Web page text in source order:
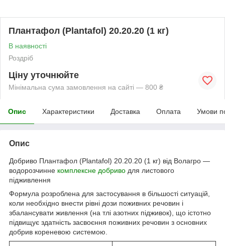
Плантафол (Plantafol) 20.20.20 (1 кг)
В наявності
Роздріб
Ціну уточнюйте
Мінімальна сума замовлення на сайті — 800 ₴
Опис Характеристики Доставка Оплата Умови
Опис
Добриво Плантафол (Plantafol) 20.20.20 (1 кг) від Волагро —
водорозчинне комплексне добриво для листового
підживлення
Формула розроблена для застосування в більшості ситуацій,
коли необхідно внести рівні дози поживних речовин і
збалансувати живлення (на тлі азотних підживок), що істотно
підвищує здатність засвоєння поживних речовин з основних
добрив кореневою системою.